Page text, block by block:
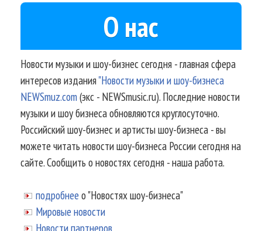
О нас
Новости музыки и шоу-бизнес сегодня - главная сфера
интересов издания"Новости музыки и шоу-бизнеса
NEWSmuz.com(экс - NEWSmusic.ru). Последние новости
музыки и шоу бизнеса обновляются круглосуточно.
Российский шоу-бизнес и артисты шоу-бизнеса - вы
можете читать новости шоу-бизнеса России сегодня на
сайте. Сообщить о новостях сегодня - наша работа.
подробнее о "Новостях шоу-бизнеса"
Мировые новости
Новости партнеров